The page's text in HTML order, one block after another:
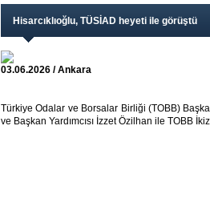
Hisarcıklıoğlu, TÜSİAD heyeti ile görüştü
03.06.2026 / Ankara
Türkiye Odalar ve Borsalar Birliği (TOBB)
ve Başkan Yardımcısı İzzet Özilhan ile TOBB